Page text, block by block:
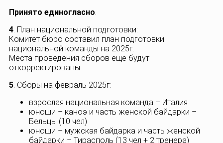
Принято единогласно.
4. План национальной подготовки:
Комитет бюро составил план подготовки
национальной команды на 2025г.
Места проведения сборов еще будут
откорректированы.
5. Сборы на февраль 2025г:
взрослая национальная команда – Италия
юноши – каноэ и часть женской байдарки –
Бельцы (10 чел)
юноши – мужская байдарка и часть женской
байдарки – Тирасполь (13 чел + 2 тренера)